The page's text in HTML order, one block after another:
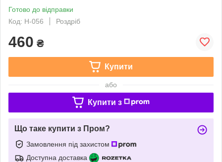
Готово до відправки
Код: Н-056
Роздріб
460 ₴
Купити
або
Купити з
Що таке купити з Пром?
Замовлення під захистом
Доступна доставка